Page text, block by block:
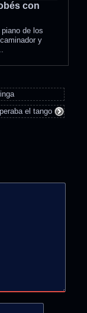
con
de los
y
el tango